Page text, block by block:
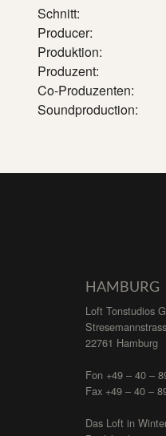
Schnitt:
Producer:
Produktion:
Produzent:
Co-Produzenten:
Soundproduction:
HAMBURG
Loft Tonstudios
22761 Hamburg
Fon +49 – 40 –
Fax +49 – 40 –
Das Loft in